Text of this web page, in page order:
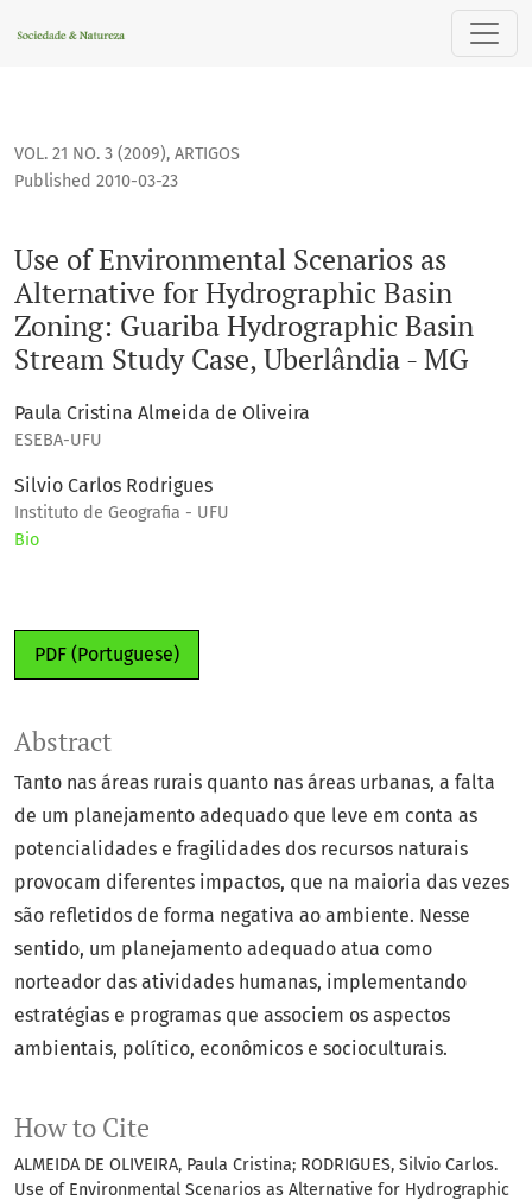
Use of Environmental Scenarios as Alternative for
VOL. 21 NO. 3 (2009), ARTIGOS
Use of Environmental Scenarios as
Alternative for Hydrographic Basin
Zoning: Guariba Hydrographic Basin
Stream Study Case, Uberlândia - MG
Published 2010-03-23
Paula Cristina Almeida de Oliveira
ESEBA-UFU
Silvio Carlos Rodrigues
Instituto de Geografia - UFU
Bio
PDF (Portuguese)
How to Cite
ALMEIDA DE OLIVEIRA, Paula Cristina; RODRIGUES, Silvio Carlos.
Use of Environmental Scenarios as Alternative for Hydrographic
Abstract
Tanto nas áreas rurais quanto nas áreas urbanas, a falta
de um planejamento adequado que leve em conta as
potencialidades e fragilidades dos recursos naturais
provocam diferentes impactos, que na maioria das vezes
são refletidos de forma negativa ao ambiente. Nesse
sentido, um planejamento adequado atua como
norteador das atividades humanas, implementando
estratégias e programas que associem os aspectos
ambientais, político, econômicos e socioculturais.